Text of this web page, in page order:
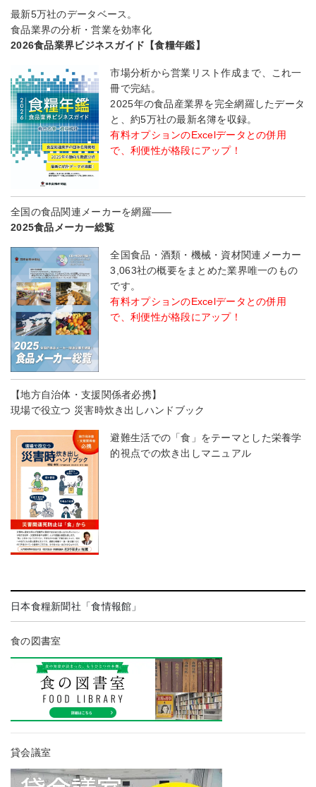
最新5万社のデータベース。
食品業界の分析・営業を効率化
2026食品業界ビジネスガイド【食糧年鑑】
市場分析から営業リスト作成まで、これ一
冊で完結。
2025年の食品産業界を完全網羅したデータ
と、約5万社の最新名簿を収録。
有料オプションのExcelデータとの併用
で、利便性が格段にアップ！
全国の食品関連メーカーを網羅――
2025食品メーカー総覧
全国食品・酒類・機械・資材関連メーカー
3,063社の概要をまとめた業界唯一のもの
です。
有料オプションのExcelデータとの併用
で、利便性が格段にアップ！
【地方自治体・支援関係者必携】
現場で役立つ 災害時炊き出しハンドブック
避難生活での「食」をテーマとした栄養学
的視点での炊き出しマニュアル
日本食糧新聞社「食情報館」
食の図書室
貸会議室